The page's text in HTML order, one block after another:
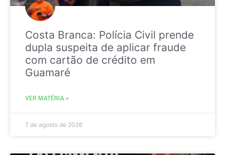
Costa Branca: Polícia Civil prende
dupla suspeita de aplicar fraude
com cartão de crédito em
Guamaré
VER MATÉRIA »
7 de agosto de 2026